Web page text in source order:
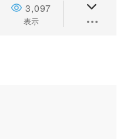
3,097
表示